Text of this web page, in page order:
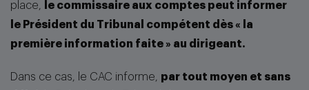
place,
le commissaire aux comptes peut informer
le Président du Tribunal compétent dès « la
première information faite » au dirigeant.
Dans ce cas, le CAC informe, par tout moyen et sans